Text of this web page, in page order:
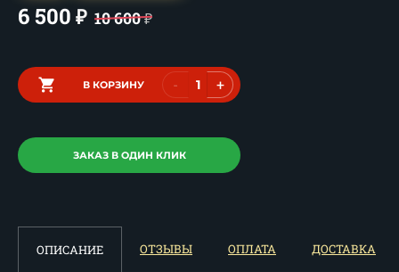
6 500 ₽ 10 600₽
В КОРЗИНУ - +
ЗАКАЗ В ОДИН КЛИК
ОПИСАНИЕ ОТЗЫВЫ ОПЛАТА ДОСТАВКА